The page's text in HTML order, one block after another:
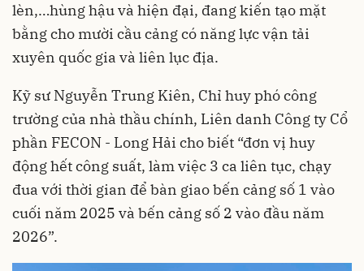
lèn,…hùng hậu và hiện đại, đang kiến tạo mặt
bằng cho mười cầu cảng có năng lực vận tải
xuyên quốc gia và liên lục địa.
Kỹ sư Nguyễn Trung Kiên, Chỉ huy phó công
trường của nhà thầu chính, Liên danh Công ty Cổ
phần FECON - Long Hải cho biết “đơn vị huy
động hết công suất, làm việc 3 ca liên tục, chạy
đua với thời gian để bàn giao bến cảng số 1 vào
cuối năm 2025 và bến cảng số 2 vào đầu năm
2026”.